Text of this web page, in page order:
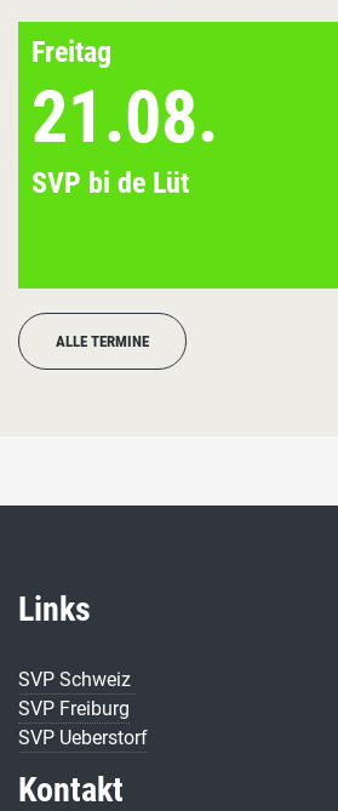
Freitag
21.08.
SVP bi de Lüt
ALLE TERMINE
Links
SVP Schweiz
SVP Freiburg
SVP Ueberstorf
Kontakt